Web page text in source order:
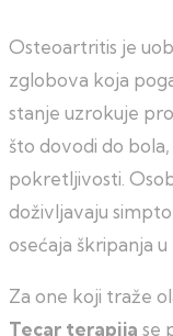
Osteoartritis je
zglobova koja
stanje uzrokuje
što dovodi do
pokretljivosti.
doživljavaju
osećaja škripanja
Za one koji traže
Tecar terapija se